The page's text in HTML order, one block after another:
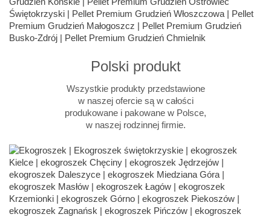
Polski produkt
Wszystkie produkty przedstawione
w naszej ofercie są w całości
produkowane i pakowane w Polsce,
w naszej rodzinnej firmie.